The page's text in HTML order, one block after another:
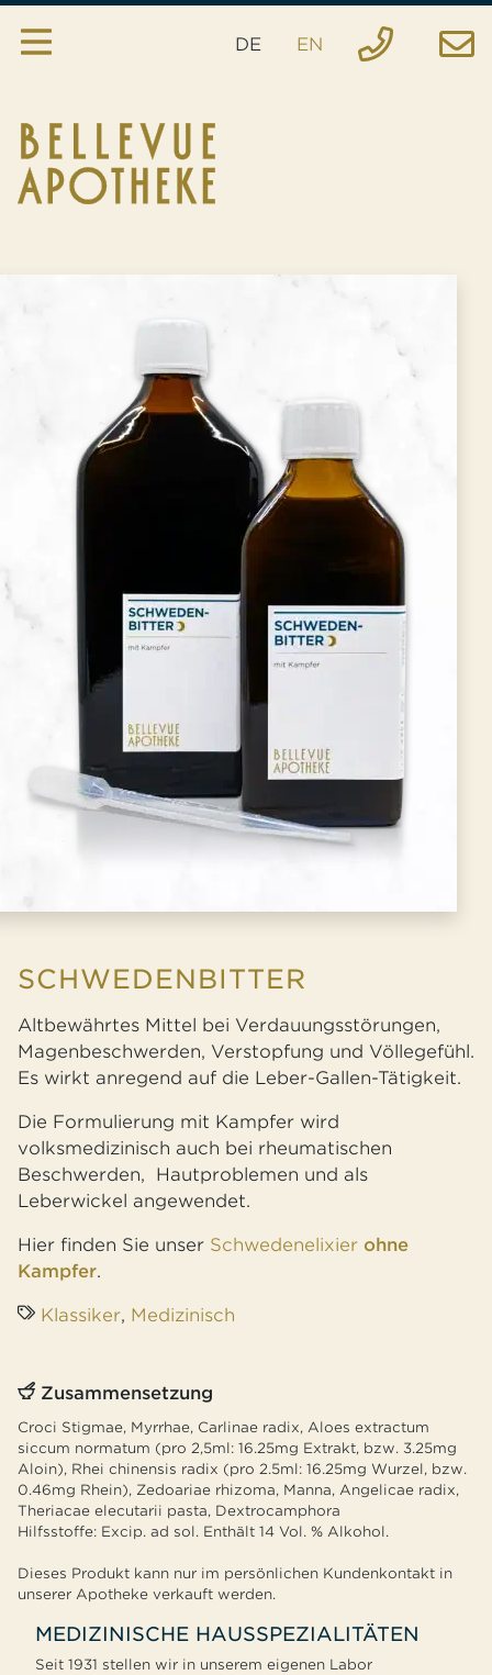
DE
EN
Apotheke
Services
Standort
SCHWEDENBITTER
Altbewährtes Mittel bei Verdauungsstörungen,
Magenbeschwerden, Verstopfung und Völlegefühl.
Es wirkt anregend auf die Leber-Gallen-Tätigkeit.
Die Formulierung mit Kampfer wird
volksmedizinisch auch bei rheumatischen
Beschwerden,
Hautproblemen und als
Leberwickel angewendet.
Hier finden Sie unser Schwedenelixier ohne
Kampfer.
Klassiker, Medizinisch
Zusammensetzung
Croci Stigmae, Myrrhae, Carlinae radix, Aloes extractum
siccum normatum (pro 2,5ml: 16.25mg Extrakt, bzw. 3.25mg
Aloin), Rhei chinensis radix (pro 2.5ml: 16.25mg Wurzel, bzw.
0.46mg Rhein), Zedoariae rhizoma, Manna, Angelicae radix,
Theriacae elecutarii pasta, Dextrocamphora
Hilfsstoffe: Excip. ad sol. Enthält 14 Vol. % Alkohol.
Dieses Produkt kann nur im persönlichen Kundenkontakt in
unserer Apotheke verkauft werden.
MEDIZINISCHE HAUSSPEZIALITÄTEN
Seit 1931 stellen wir in unserem eigenen Labor